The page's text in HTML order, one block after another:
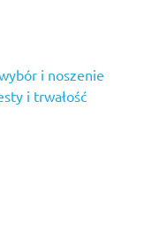
i noszenie
i trwałość